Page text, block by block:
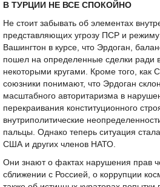
В ТУРЦИИ НЕ ВСЕ СПОКОЙНО
Не стоит забывать об элементах
представляющих угрозу ПСР и
Вашингтон в курсе, что Эрдоган,
пошел на определенные сделки ради
некоторыми кругами. Кроме того, как
союзники понимают, что Эрдоган
масштабного авторитаризма в
перекраивания конституционного
внутриполитические
пальцы. Однако теперь ситуация
США и других членов НАТО.
Они знают о фактах нарушения прав
сближении с Россией, о коррупции